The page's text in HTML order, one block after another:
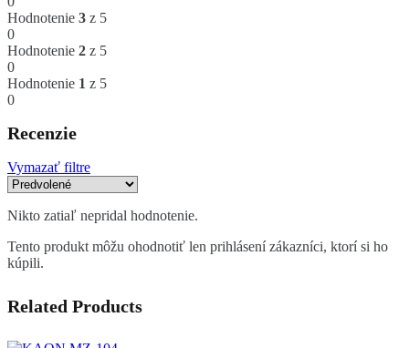
Hodnotenie 3 z 5
0
Hodnotenie 2 z 5
0
Hodnotenie 1 z 5
0
Recenzie
Vymazať filtre
Nikto zatiaľ nepridal hodnotenie.
Tento produkt môžu ohodnotiť len prihlásení zákazníci, ktorí si ho
kúpili.
Related Products